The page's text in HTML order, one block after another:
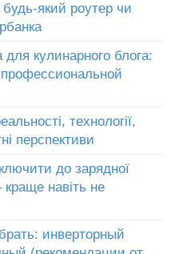
який роутер чи
кулинарного блога:
технології,
перспективи
до зарядної
навіть не
инверторный